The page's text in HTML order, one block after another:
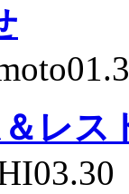
レス